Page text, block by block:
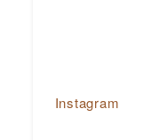
Instagram